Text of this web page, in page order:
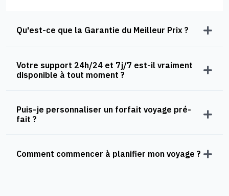
Qu'est-ce que la Garantie du Meilleur Prix ?
Votre support 24h/24 et 7j/7 est-il vraiment
disponible à tout moment ?
Puis-je personnaliser un forfait voyage pré-
fait ?
Comment commencer à planifier mon voyage ?